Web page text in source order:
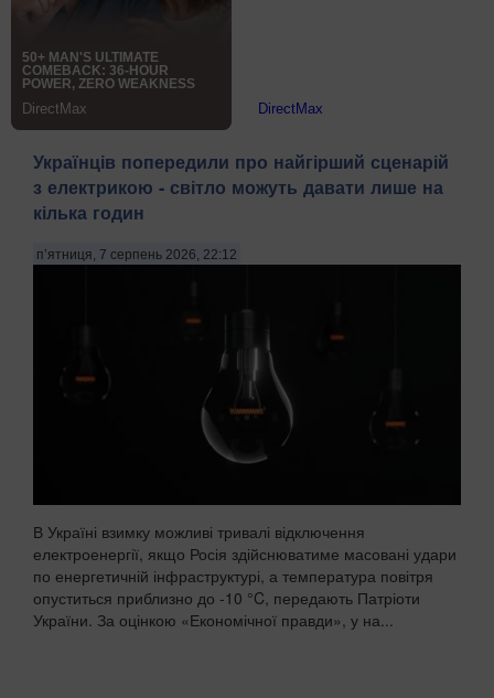
Українців попередили про найгірший сценарій
з електрикою - світло можуть давати лише на
кілька годин
п’ятниця, 7 серпень 2026, 22:12
В Україні взимку можливі тривалі відключення
електроенергії, якщо Росія здійснюватиме масовані удари
по енергетичній інфраструктурі, а температура повітря
опуститься приблизно до -10 °C, передають Патріоти
України. За оцінкою «Економічної правди», у на...